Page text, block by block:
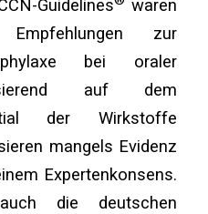
Guidelines
waren
zur
bei oraler
auf dem
der Wirkstoffe
mangels Evidenz
Expertenkonsens.
die deutschen